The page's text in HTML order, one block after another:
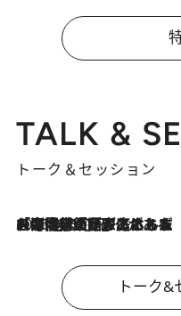
TALK &
トーク＆セッション
2026.8.3
「今後値上げがあるとすれば…」「リスクがあるのは今年の冬」エネルギー専門家が語る、ホルムズ海峡封鎖が家庭にもたらす“ある心配”
トーク&